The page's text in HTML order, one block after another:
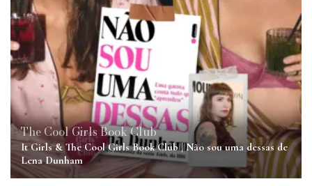
The Cool Girls Book Club
It Girls & The Cool Girls Book Club | Não sou uma dessas de
Lena Dunham